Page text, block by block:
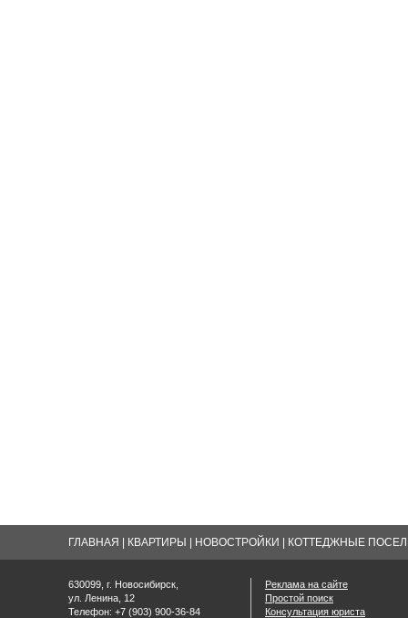
ГЛАВНАЯ КВАРТИРЫ НОВОСТРОЙКИ КОТТЕДЖНЫЕ
630099, г. Новосибирск,
ул. Ленина, 12
Телефон: +7 (903) 900-36-84
Реклама на сайте
Простой поиск
Консультация юриста